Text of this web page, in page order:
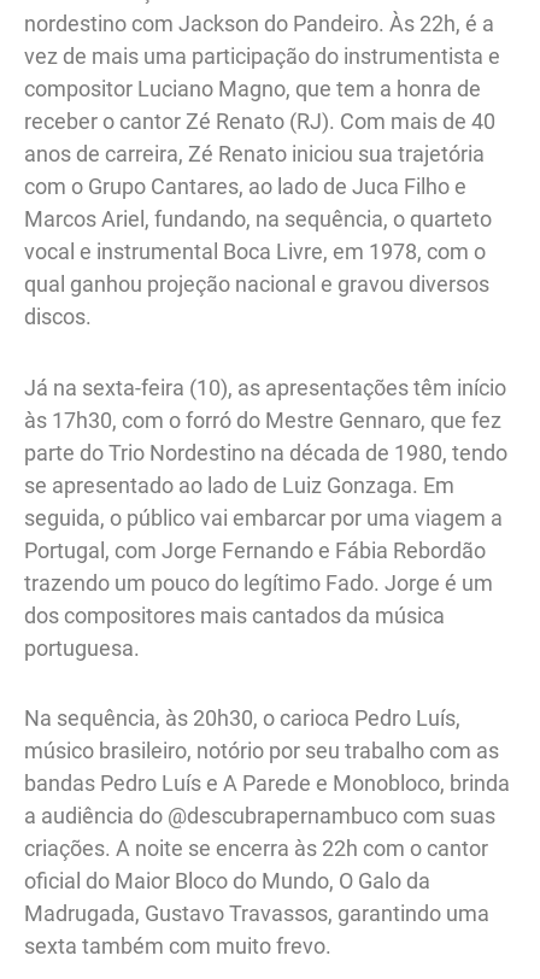
nordestino com Jackson do Pandeiro. Às 22h, é a
vez de mais uma participação do instrumentista e
compositor Luciano Magno, que tem a honra de
receber o cantor Zé Renato (RJ). Com mais de 40
anos de carreira, Zé Renato iniciou sua trajetória
com o Grupo Cantares, ao lado de Juca Filho e
Marcos Ariel, fundando, na sequência, o quarteto
vocal e instrumental Boca Livre, em 1978, com o
qual ganhou projeção nacional e gravou diversos
discos.
Já na sexta-feira (10), as apresentações têm início
às 17h30, com o forró do Mestre Gennaro, que fez
parte do Trio Nordestino na década de 1980, tendo
se apresentado ao lado de Luiz Gonzaga. Em
seguida, o público vai embarcar por uma viagem a
Portugal, com Jorge Fernando e Fábia Rebordão
trazendo um pouco do legítimo Fado. Jorge é um
dos compositores mais cantados da música
portuguesa.
Na sequência, às 20h30, o carioca Pedro Luís,
músico brasileiro, notório por seu trabalho com as
bandas Pedro Luís e A Parede e Monobloco, brinda
a audiência do @descubrapernambuco com suas
criações. A noite se encerra às 22h com o cantor
oficial do Maior Bloco do Mundo, O Galo da
Madrugada, Gustavo Travassos, garantindo uma
sexta também com muito frevo.